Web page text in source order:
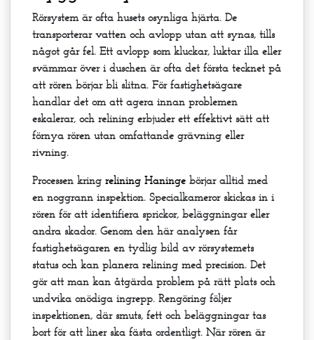
Rörsystem är ofta husets osynliga hjärta. De
transporterar vatten och avlopp utan att synas, tills
något går fel. Ett avlopp som kluckar, luktar illa eller
svämmar över i duschen är ofta det första tecknet på
att rören börjar bli slitna. För fastighetsägare
handlar det om att agera innan problemen
eskalerar, och relining erbjuder ett effektivt sätt att
förnya rören utan omfattande grävning eller
rivning.
Processen kring relining Haninge börjar alltid med
en noggrann inspektion. Specialkameror skickas in i
rören för att identifiera sprickor, beläggningar eller
andra skador. Genom den här analysen får
fastighetsägaren en tydlig bild av rörsystemets
status och kan planera relining med precision. Det
gör att man kan åtgärda problem på rätt plats och
undvika onödiga ingrepp. Rengöring följer
inspektionen, där smuts, fett och beläggningar tas
bort för att liner ska fästa ordentligt. När rören är